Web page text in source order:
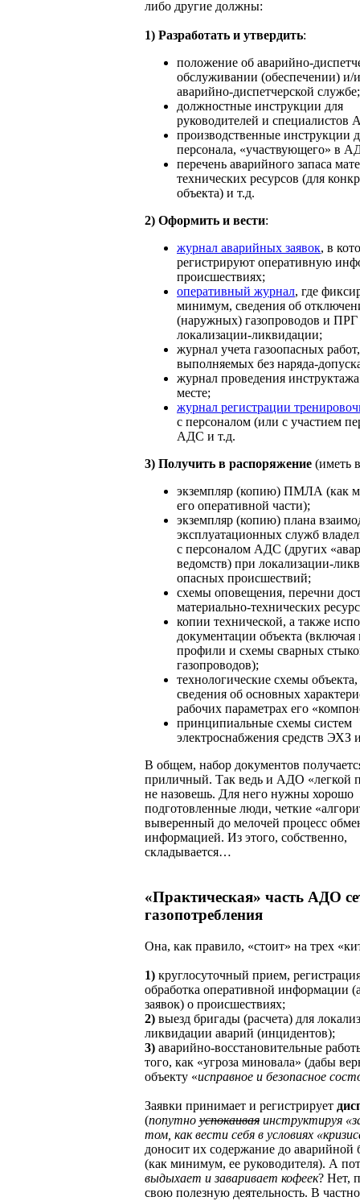
либо другие должны:
1) Разработать и утвердить:
положение об аварийно-
обслуживании (обеспечении) и/
аварийно-диспетчерской службе;
должностные инструкции для
руководителей и специалистов
производственные инструкции
персонала, «участвующего» в
перечень аварийного запаса
технических ресурсов (для
объекта) и т.д.
2) Оформить и вести:
журнал аварийных заявок, в
регистрируют оперативную
происшествиях;
оперативный журнал, где
минимум, сведения об
(наружных) газопроводов и ПРГ
локализации-ликвидации;
журнал учета газоопасных работ,
выполняемых без наряда-
журнал проведения
месте;
журнал регистрации
с персоналом (или с участием
АДС и т.д.
3) Получить в распоряжение (иметь
экземпляр (копию) ПМЛА (как
его оперативной части);
экземпляр (копию) плана
эксплуатационных служб
с персоналом АДС (других
ведомств) при локализации-
опасных происшествий;
схемы оповещения, перечни
материально-технических
копии технической, а также
документации объекта
профили и схемы сварных
газопроводов);
технологические схемы
сведения об основных
рабочих параметрах его
принципиальные схемы систем
электроснабжения средств ЭХЗ
В общем, набор документов
приличный. Так ведь и АДО «легкой
не назовешь. Для него нужны хорошо
подготовленные люди, четкие
выверенный до мелочей процесс
информацией. Из этого, собственно,
складывается…
«Практическая» часть АДО
газопотребления
Она, как правило, «стоит» на трех
1) круглосуточный прием,
обработка оперативной информации
заявок) о происшествиях;
2) выезд бригады (расчета) для
ликвидации аварий (инцидентов);
3) аварийно-восстановительные
того, как «угроза миновала» (дабы
объекту «исправное и безопасное
Заявки принимает и регистрирует
(попутно успокаивая инструктируя
том, как вести себя в условиях
доносит их содержание до аварийной
(как минимум, ее руководителя). А
выдыхает и заваривает кофеек? Нет,
свою полезную деятельность. В